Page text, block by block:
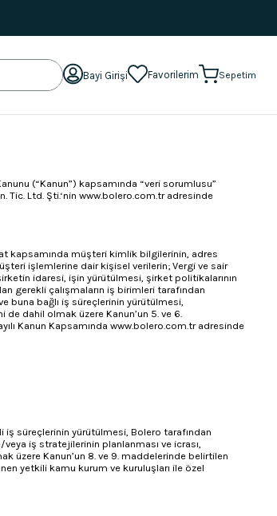
Bayi Girişi Favorilerim Sepetim
(“Kanun”) kapsamında “veri sorumlusu”
Tic. Ltd. Şti.‘nin www.bolero.com.tr adresinde
kapsamında müşteri kimlik bilgilerinin, adres
işlemlerine dair kişisel verilerin; Vergi ve sair
idaresi, işin yürütülmesi, şirket politikalarının
gerekli çalışmaların iş birimleri tarafından
buna bağlı iş süreçlerinin yürütülmesi,
dahil olmak üzere Kanun’un 5. ve 6.
Kanun Kapsamında www.bolero.com.tr adresinde
iş süreçlerinin yürütülmesi, Bolero tarafından
iş stratejilerinin planlanması ve icrası,
üzere Kanun’un 8. ve 9. maddelerinde belirtilen
yetkili kamu kurum ve kuruluşları ile özel